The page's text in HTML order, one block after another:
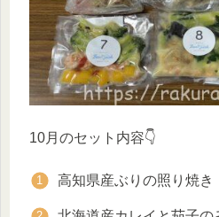
10月のセット内容👇
高知県産ぶりの照り焼き